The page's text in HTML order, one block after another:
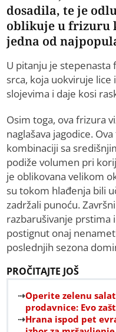
dosadila, te je
oblikuje u frizuru
jedna od
U pitanju je stepenasta
srca, koja uokviruje
slojevima i daje kosi
Osim toga, ova frizura
naglašava jagodice.
kombinaciji sa
podiže volumen pri
je oblikovana velikom
su tokom hlađenja bili
zadržali punoću.
razbarušivanje prstima
postignut onaj
poslednjih sezona
PROČITAJTE JOŠ
Operite zelenu
prodavnice: Evo
Hrana ispod pet